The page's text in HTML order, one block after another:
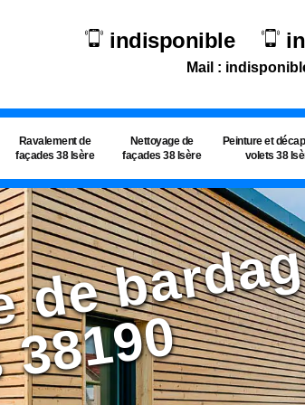
indisponible
Mail :
Ravalement de
façades 38 Isère
Nettoyage de
façades 38 Isère
Peinture et
volets 38